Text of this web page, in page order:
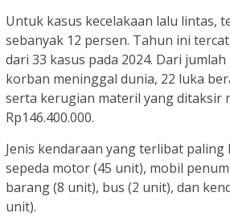
Untuk kasus kecelakaan lalu lintas,
sebanyak 12 persen. Tahun ini
dari 33 kasus pada 2024. Dari
korban meninggal dunia, 22 luka
serta kerugian materil yang ditaksir
Rp146.400.000.
Jenis kendaraan yang terlibat paling
sepeda motor (45 unit), mobil
barang (8 unit), bus (2 unit), dan
unit).